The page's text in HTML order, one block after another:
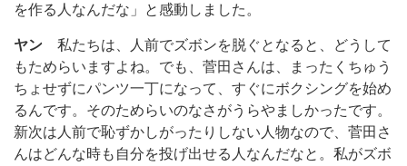
を作る人なんだな」と感動しました。
ヤン 私たちは、人前でズボンを脱ぐとなると、どうして
もためらいますよね。でも、菅田さんは、まったくちゅう
ちょせずにパンツ一丁になって、すぐにボクシングを始め
るんです。そのためらいのなさがうらやましかったです。
新次は人前で恥ずかしがったりしない人物なので、菅田さ
んはどんな時も自分を投げ出せる人なんだなと。私がズボ